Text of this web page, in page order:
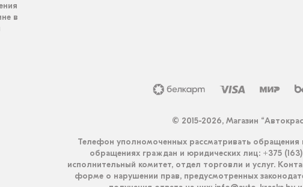
в
© 2015-2026, Магазин
Телефон уполномоченных рассматривать обращения
обращениях граждан и юридических лиц: +375
исполнительный комитет, отдел торговли и услуг.
форме о нарушении прав, предусмотренных